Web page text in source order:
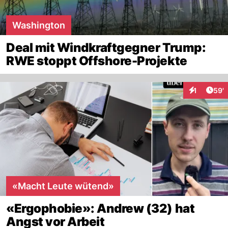
Washington
Deal mit Windkraftgegner Trump:
RWE stoppt Offshore-Projekte
1 59'
«Macht Leute wütend»
«Ergophobie»: Andrew (32) hat
Angst vor Arbeit